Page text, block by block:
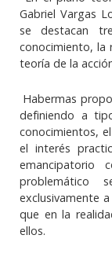
Gabriel Vargas
se destacan
conocimiento, la
teoría de la
Habermas
definiendo a
conocimientos,
el interés
emancipatorio
problemático
exclusivamente
que en la
ellos.